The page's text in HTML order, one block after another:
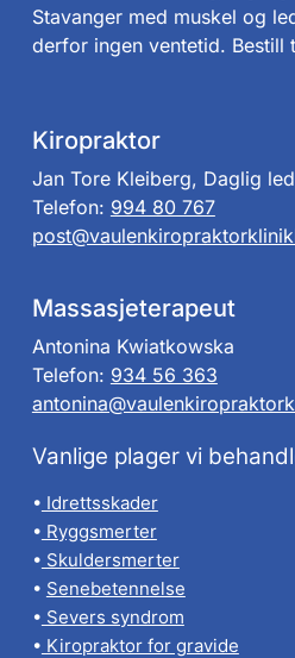
Stavanger med muskel og
derfor ingen ventetid. Bestill
Kiropraktor
Jan Tore Kleiberg, Daglig
Telefon: 994 80 767
Massasjeterapeut
Antonina Kwiatkowska
Telefon: 934 56 363
Vanlige plager vi
• Idrettsskader
• Ryggsmerter
• Skuldersmerter
• Senebetennelse
• Severs syndrom
• Kiropraktor for gravide